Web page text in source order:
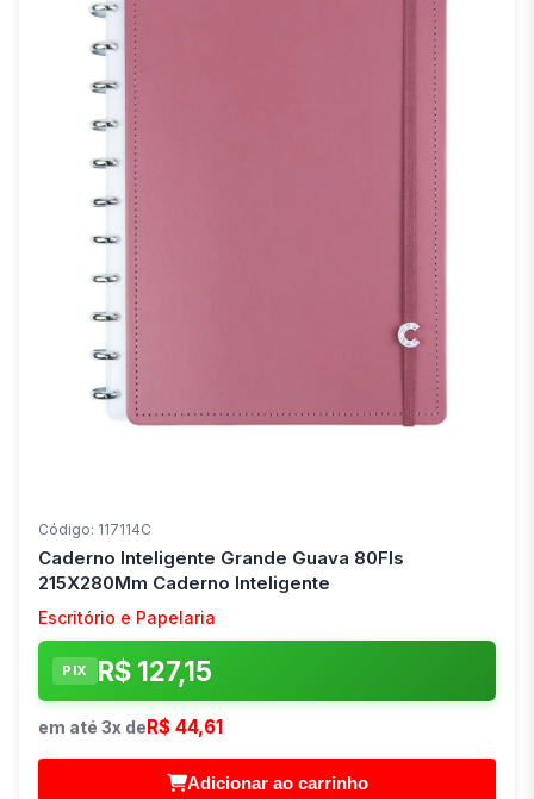
Código: 117114C
Caderno Inteligente Grande Guava 80Fls
215X280Mm Caderno Inteligente
Escritório e Papelaria
PIX R$ 127,15
em até 3x deR$ 44,61
Adicionar ao carrinho